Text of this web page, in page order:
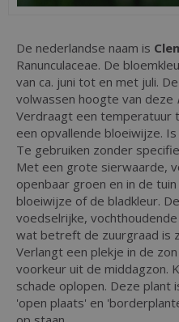
De nederlandse naam is
Ranunculaceae. De
van ca. juni tot en met juli.
volwassen hoogte van deze
Verdraagt een temperatuur
een opvallende bloeiwijze.
Te gebruiken zonder
Met een grote sierwaarde,
openbaar groen en in de
bloeiwijze of de bladkleur.
voedselrijke,
wat betreft de zuurgraad is
Verlangt een plekje in de
voorkeur uit de middagzon.
schade oplopen. Deze
'open plaats' en